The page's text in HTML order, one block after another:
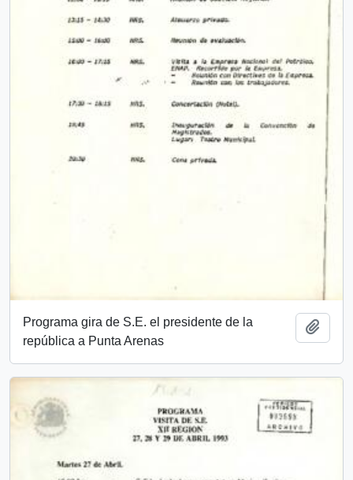
Programa gira de S.E. el presidente de la
república a Punta Arenas